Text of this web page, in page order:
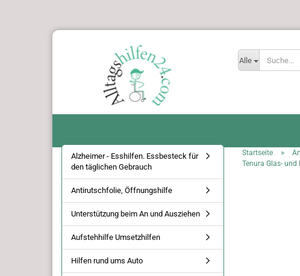
Alle
Startseite »
Tenura Glas-
Alzheimer - Esshilfen. Essbesteck für
den täglichen Gebrauch
Antirutschfolie, Öffnungshilfe
Unterstützung beim An und Ausziehen
Aufstehhilfe Umsetzhilfen
Hilfen rund ums Auto